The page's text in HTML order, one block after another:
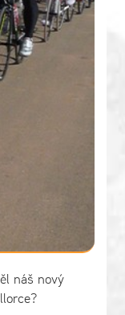
náš nový